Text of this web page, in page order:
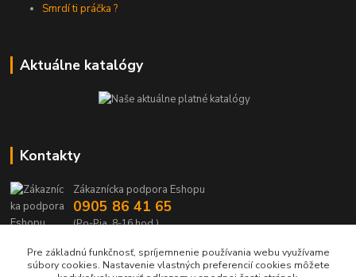
Smrdí ti práčka ?
Aktuálne katalógy
Kontakty
Zákaznícka podpora Eshopu
0905 86 41 65
(Po-Pia, 8-16 hod.)
nakup(@)dedrashop.sk
Pre základnú funkčnosť, spríjemnenie používania webu využívame
súbory cookies. Nastavenie vlastných preferencií cookies môžete